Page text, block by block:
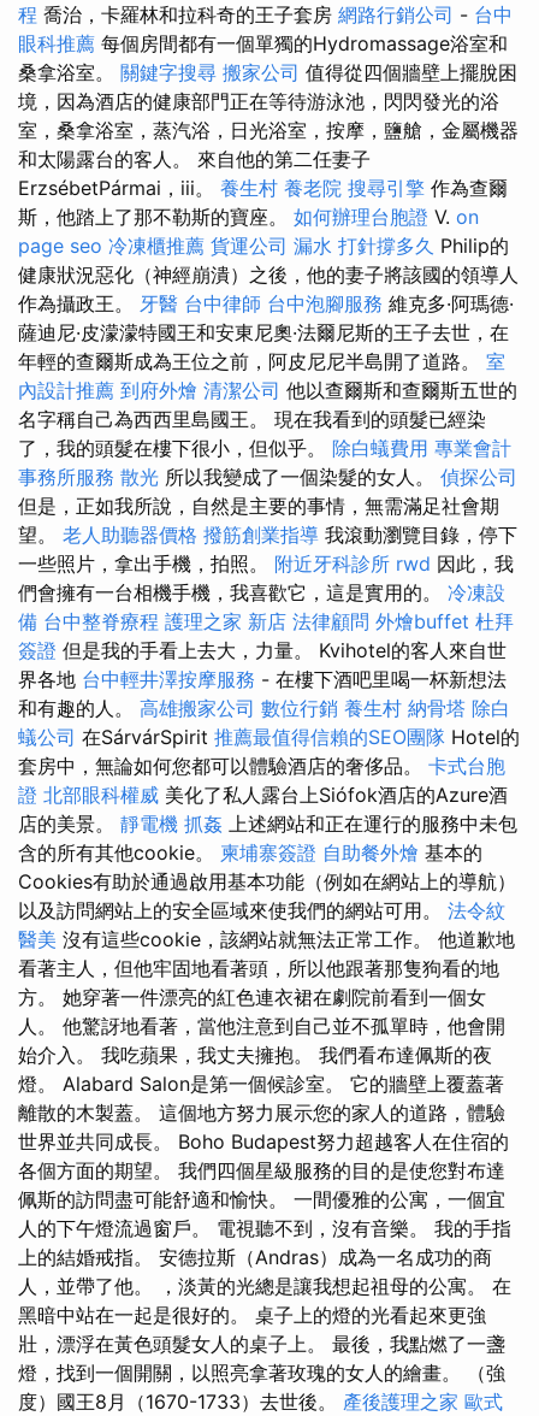
程 喬治，卡羅林和拉科奇的王子套房 網路行銷公司 - 台中
眼科推薦 每個房間都有一個單獨的Hydromassage浴室和
桑拿浴室。 關鍵字搜尋 搬家公司 值得從四個牆壁上擺脫困
境，因為酒店的健康部門正在等待游泳池，閃閃發光的浴
室，桑拿浴室，蒸汽浴，日光浴室，按摩，鹽艙，金屬機器
和太陽露台的客人。 來自他的第二任妻子
ErzsébetPármai，iii。 養生村 養老院 搜尋引擎 作為查爾
斯，他踏上了那不勒斯的寶座。 如何辦理台胞證 V. on
page seo 冷凍櫃推薦 貨運公司 漏水 打針撐多久 Philip的
健康狀況惡化（神經崩潰）之後，他的妻子將該國的領導人
作為攝政王。 牙醫 台中律師 台中泡腳服務 維克多·阿瑪德·
薩迪尼·皮濛濛特國王和安東尼奧·法爾尼斯的王子去世，在
年輕的查爾斯成為王位之前，阿皮尼尼半島開了道路。 室
內設計推薦 到府外燴 清潔公司 他以查爾斯和查爾斯五世的
名字稱自己為西西里島國王。 現在我看到的頭髮已經染
了，我的頭髮在樓下很小，但似乎。 除白蟻費用 專業會計
事務所服務 散光 所以我變成了一個染髮的女人。 偵探公司
但是，正如我所說，自然是主要的事情，無需滿足社會期
望。 老人助聽器價格 撥筋創業指導 我滾動瀏覽目錄，停下
一些照片，拿出手機，拍照。 附近牙科診所 rwd 因此，我
們會擁有一台相機手機，我喜歡它，這是實用的。 冷凍設
備 台中整脊療程 護理之家 新店 法律顧問 外燴buffet 杜拜
簽證 但是我的手看上去大，力量。 Kvihotel的客人來自世
界各地 台中輕井澤按摩服務 - 在樓下酒吧里喝一杯新想法
和有趣的人。 高雄搬家公司 數位行銷 養生村 納骨塔 除白
蟻公司 在SárvárSpirit 推薦最值得信賴的SEO團隊 Hotel的
套房中，無論如何您都可以體驗酒店的奢侈品。 卡式台胞
證 北部眼科權威 美化了私人露台上Siófok酒店的Azure酒
店的美景。 靜電機 抓姦 上述網站和正在運行的服務中未包
含的所有其他cookie。 柬埔寨簽證 自助餐外燴 基本的
Cookies有助於通過啟用基本功能（例如在網站上的導航）
以及訪問網站上的安全區域來使我們的網站可用。 法令紋
醫美 沒有這些cookie，該網站就無法正常工作。 他道歉地
看著主人，但他牢固地看著頭，所以他跟著那隻狗看的地
方。 她穿著一件漂亮的紅色連衣裙在劇院前看到一個女
人。 他驚訝地看著，當他注意到自己並不孤單時，他會開
始介入。 我吃蘋果，我丈夫擁抱。 我們看布達佩斯的夜
燈。 Alabard Salon是第一個候診室。 它的牆壁上覆蓋著
離散的木製蓋。 這個地方努力展示您的家人的道路，體驗
世界並共同成長。 Boho Budapest努力超越客人在住宿的
各個方面的期望。 我們四個星級服務的目的是使您對布達
佩斯的訪問盡可能舒適和愉快。 一間優雅的公寓，一個宜
人的下午燈流過窗戶。 電視聽不到，沒有音樂。 我的手指
上的結婚戒指。 安德拉斯（Andras）成為一名成功的商
人，並帶了他。 ，淡黃的光總是讓我想起祖母的公寓。 在
黑暗中站在一起是很好的。 桌子上的燈的光看起來更強
壯，漂浮在黃色頭髮女人的桌子上。 最後，我點燃了一盞
燈，找到一個開關，以照亮拿著玫瑰的女人的繪畫。 （強
度）國王8月（1670-1733）去世後。 產後護理之家 歐式